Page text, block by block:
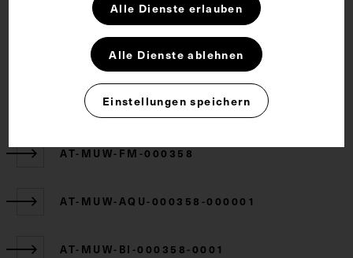
CC BY-NC-SA 4.0
Zugehörige Objekte
AT-MUW-FM-000358
AT-MUW-AQU-000358-000001
AT-MUW-BI-000358-0001
Alle Dienste erlauben
Alle Dienste ablehnen
Einstellungen speichern